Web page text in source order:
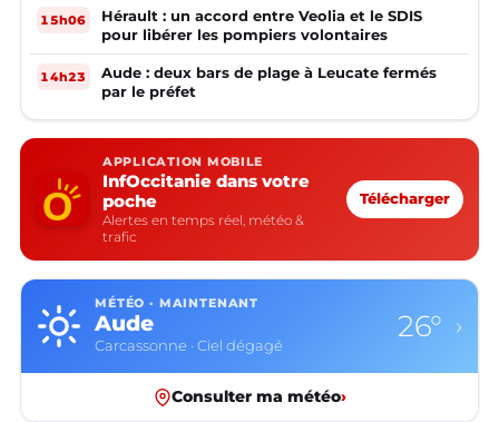
15h06
Hérault : un accord entre Veolia et le SDIS
pour libérer les pompiers volontaires
14h23
Aude : deux bars de plage à Leucate fermés
par le préfet
APPLICATION MOBILE
InfOccitanie dans votre
poche
Alertes en temps réel, météo &
trafic
Télécharger
MÉTÉO · MAINTENANT
Aude
Carcassonne · Ciel dégagé
26° ›
Consulter ma météo›